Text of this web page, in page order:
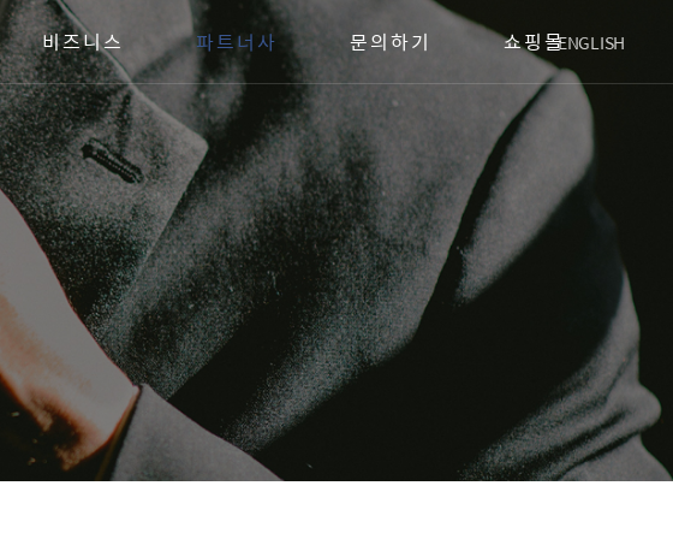
비즈니스 파트너사 문의하기 쇼핑몰ENGLISH